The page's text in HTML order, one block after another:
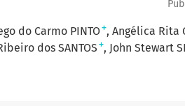
do Carmo PINTO+ Angélica Rita
dos SANTOS + John Stewart